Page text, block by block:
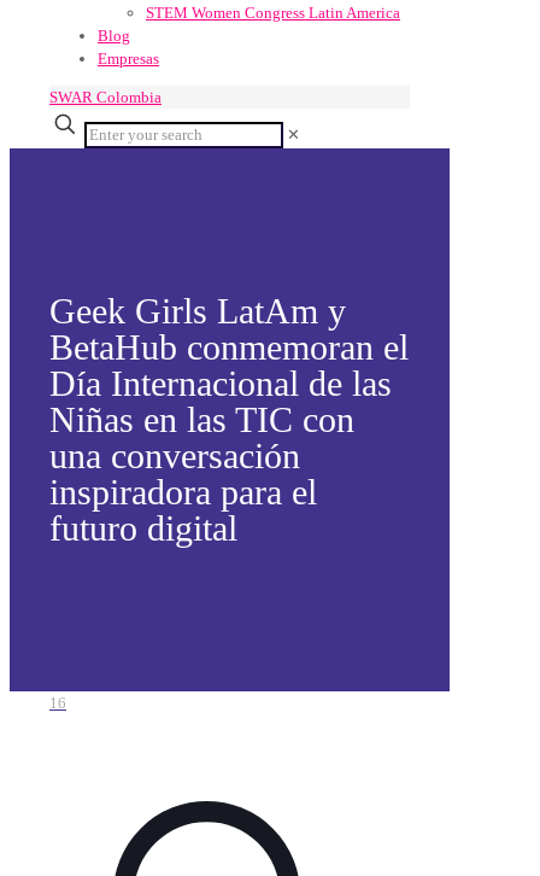
STEM Women Congress Latin America
Blog
Empresas
SWAR Colombia
✕
Geek Girls LatAm y
BetaHub conmemoran el
Día Internacional de las
Niñas en las TIC con
una conversación
inspiradora para el
futuro digital
16